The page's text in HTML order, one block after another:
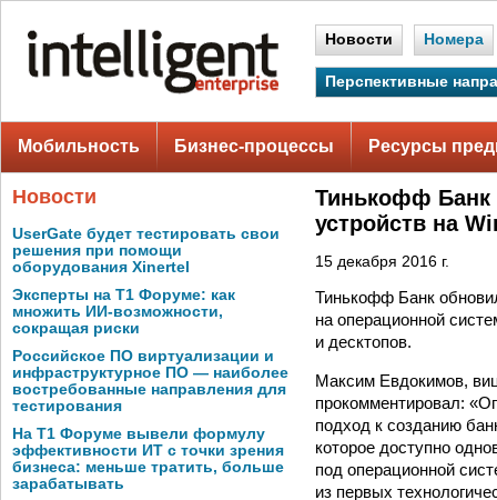
Новости Номера
Перспективные
Мобильность Бизнес-процессы Ресурсы
Новости
UserGate будет тестировать свои
решения при помощи
оборудования Xinertel
Эксперты на Т1 Форуме: как
множить ИИ-возможности,
сокращая риски
Российское ПО виртуализации и
инфраструктурное ПО — наиболее
востребованные направления для
тестирования
На Т1 Форуме вывели формулу
эффективности ИТ с точки зрения
бизнеса: меньше тратить, больше
зарабатывать
Тинькофф Банк
устройств на
15 декабря 2016 г.
Тинькофф Банк
на операционной
и десктопов. ­­
Максим Евдокимов,
прокомментировал:
подход к созданию
которое доступно
под операционной
из первых